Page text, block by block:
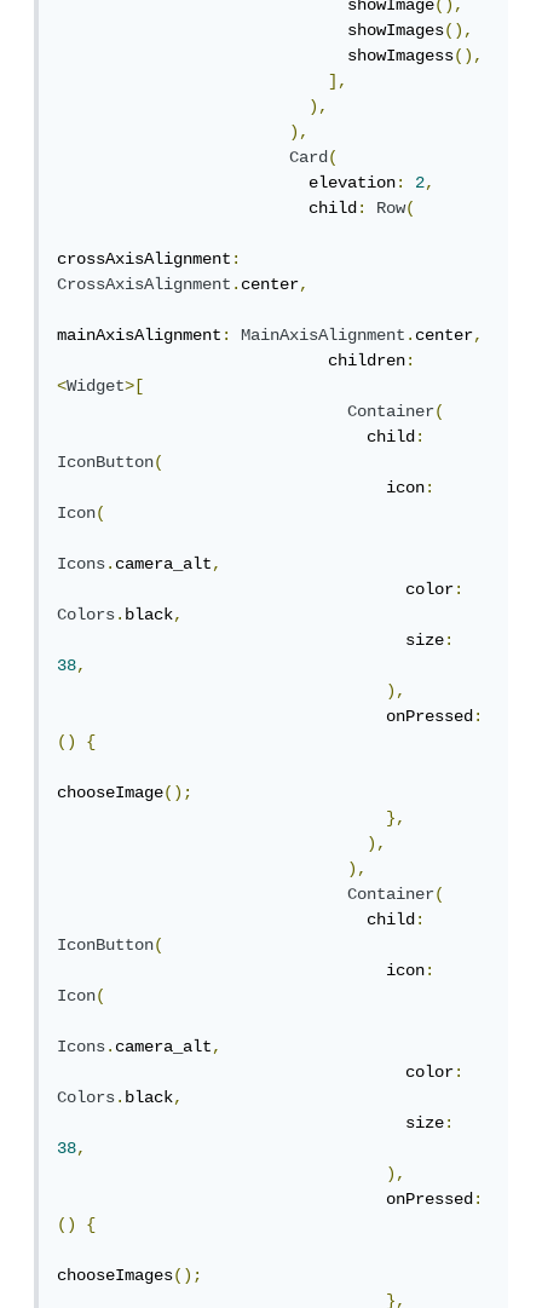
                              showImage
(),
                              showImages
(),
                              showImagess
(),
],
),
),
Card(
                          elevation
: 2,
                          child
: Row(
crossAxisAlignment:
CrossAxisAlignment.center,
mainAxisAlignment: MainAxisAlignment.center,
                            children
:
<Widget>[
Container(
                                child
:
IconButton(
                                  icon
:
Icon(
Icons.camera_alt,
                                    color
:
Colors.black,
                                    size
:
38,
),
                                  onPressed
:
()
{
chooseImage();
},
),
),
Container(
                                child
:
IconButton(
                                  icon
:
Icon(
Icons.camera_alt,
                                    color
:
Colors.black,
                                    size
:
38,
),
                                  onPressed
:
()
{
chooseImages();
},